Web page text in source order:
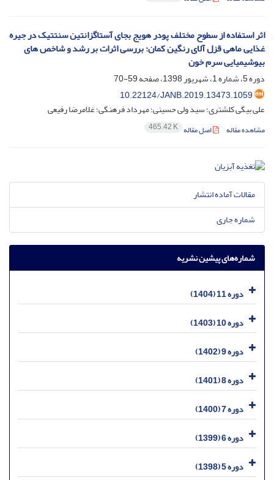
اثر استفاده از سطوح مختلف پودر هویج بجای آستاگزانتین سنتتیک در جیره
غذایی ماهی قزل آلای رنگین کمان: بررسی اثرات بر رشد و شاخص های
بیوشیمیایی سرم خون
دوره 5، شماره 1، شهریور 1398، صفحه
59-70
10.22124/JANB.2019.13473.1059
علی بیگی کلشتری؛ سید ولی حسینی؛ مهرداد فرهنگی؛ غلامرضا رفیعی
مشاهده مقاله اصل مقاله 465.42 K
مقالات آماده انتشار
شماره جاری
شماره‌های پیشین نشریه
دوره 11 (1404)
دوره 10 (1403)
دوره 9 (1402)
دوره 8 (1401)
دوره 7 (1400)
دوره 6 (1399)
دوره 5 (1398)